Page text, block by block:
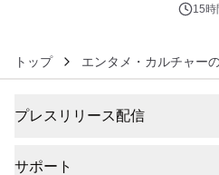
15時
トップ エンタメ・カルチャー
プレスリリース配信
サポート